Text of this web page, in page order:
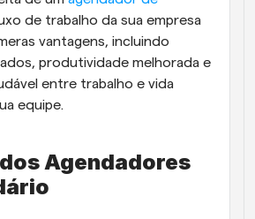
em minutos
Dinâmico
de forma fluida com várias pessoas
de trabalho da sua empresa
vantagens, incluindo
produtividade melhorada e
entre trabalho e vida
equipe.
Agendadores